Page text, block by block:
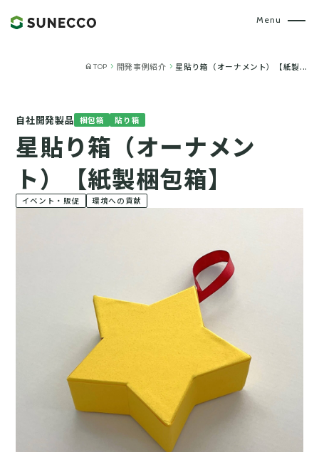
homeTOP chevron_right 開発事例紹介 chevron_right 星貼り箱（オーナメント）【紙製...
自社開発製品 梱包箱 貼り箱
星貼り箱（オーナメン
ト）【紙製梱包箱】
イベント・販促 環境への貢献